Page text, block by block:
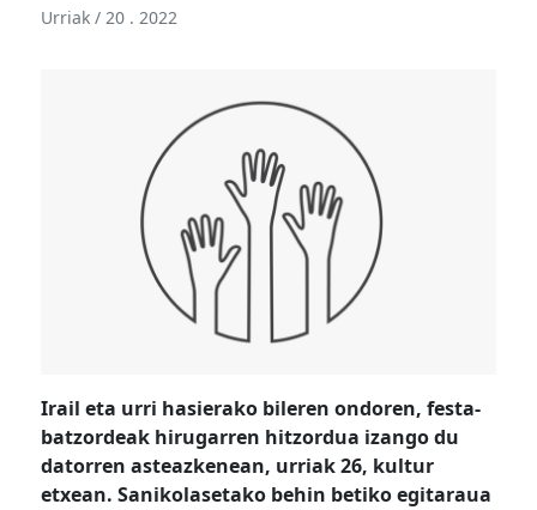
Urriak / 20 . 2022
Irail eta urri hasierako bileren ondoren, festa-
batzordeak hirugarren hitzordua izango du
datorren asteazkenean, urriak 26, kultur
etxean. Sanikolasetako behin betiko egitaraua